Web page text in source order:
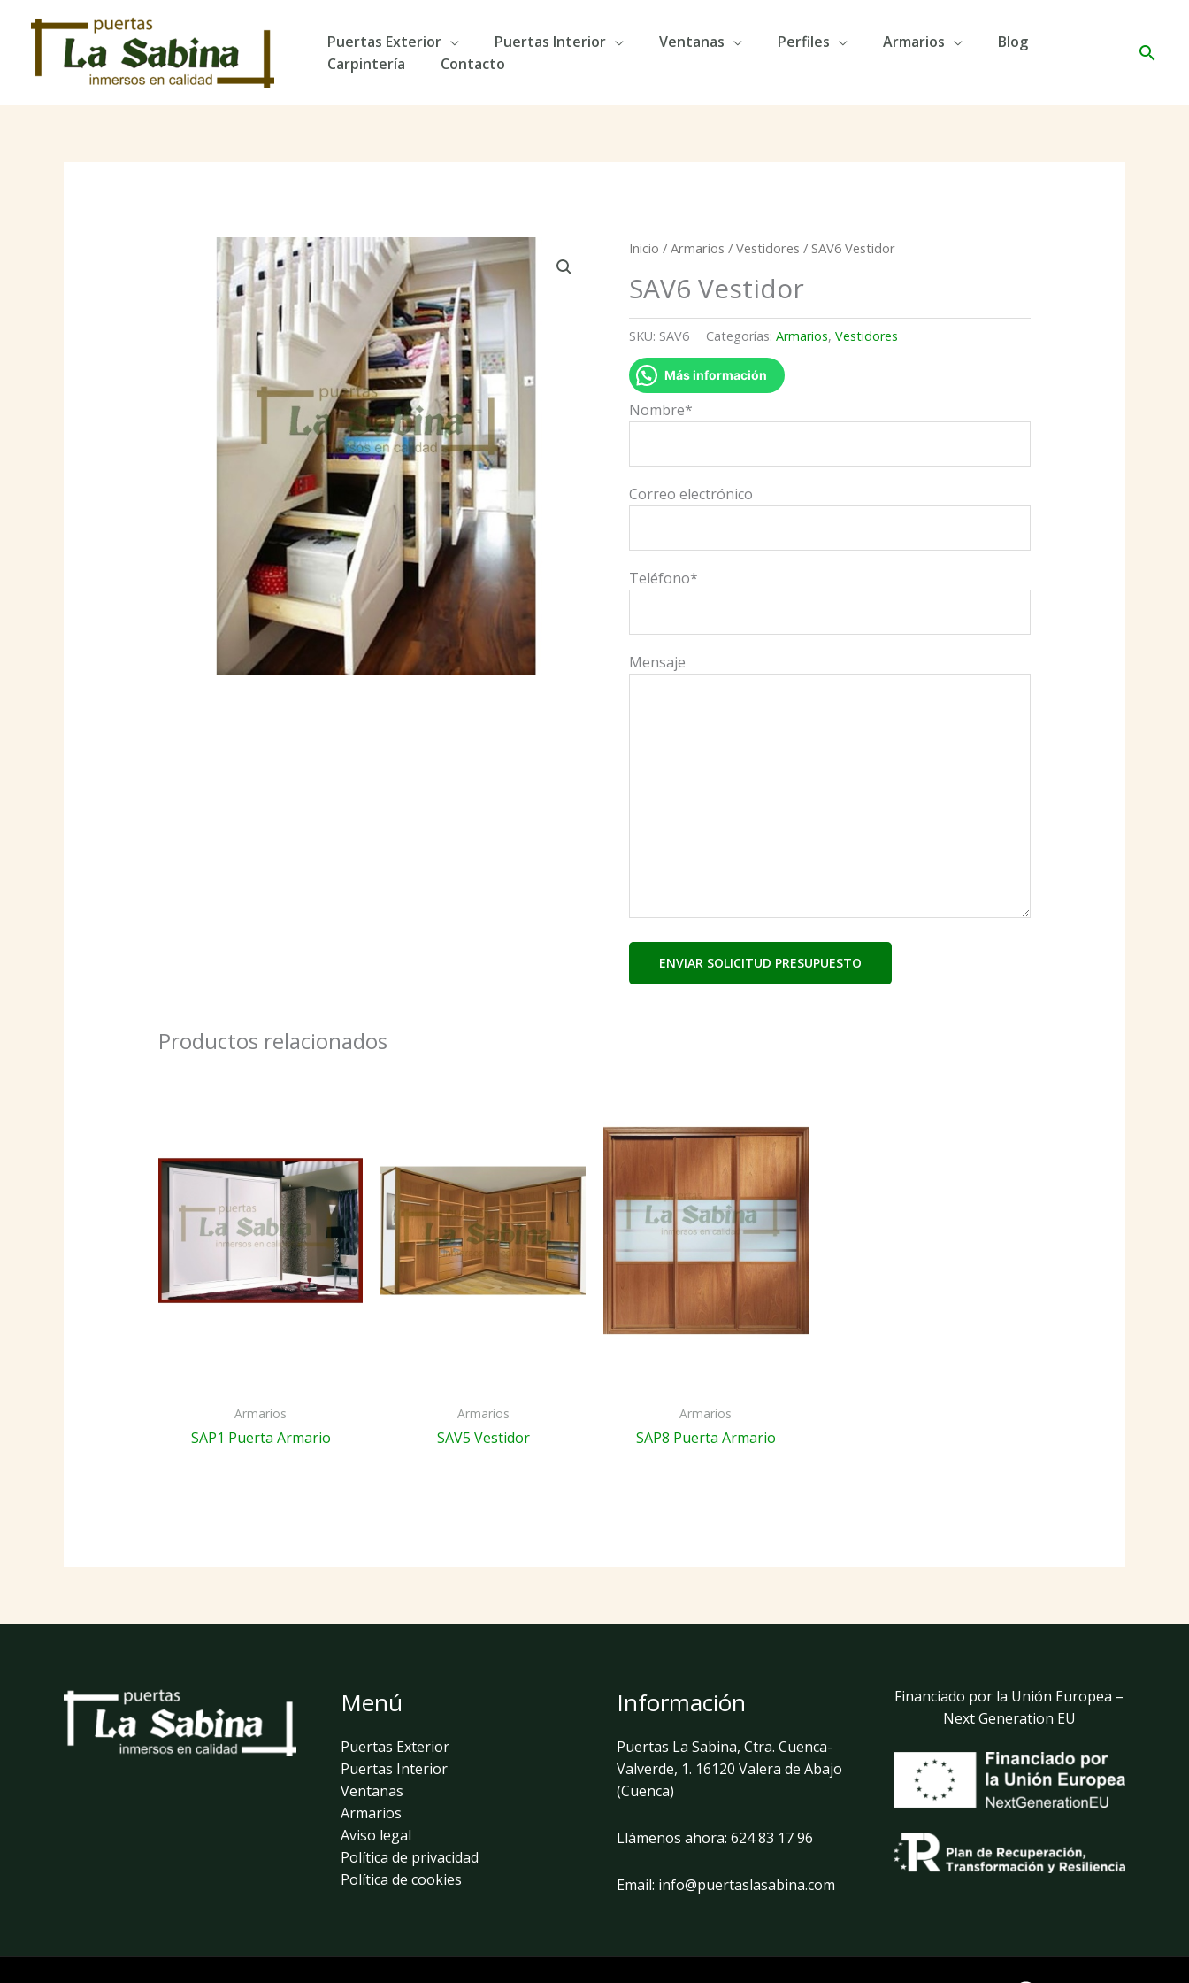
contenido
Puertas Exterior Puertas Interior Ventanas Perfiles Armarios
Blog
Carpintería
Contacto
Inicio /Armarios /Vestidores / SAV6 Vestidor
SAV6 Vestidor
SKU: SAV6 Categorías:Armarios,Vestidores
Más información
Nombre*
Correo electrónico
Teléfono*
Mensaje
Productos relacionados
Armarios
SAP1 Puerta Armario
Armarios
SAV5 Vestidor
Armarios
SAP8 Puerta Armario
Menú
Puertas Exterior
Puertas Interior
Ventanas
Armarios
Aviso legal
Política de privacidad
Política de cookies
Información
Puertas La Sabina, Ctra. Cuenca-
Valverde, 1. 16120 Valera de Abajo
(Cuenca)
Llámenos ahora: 624 83 17 96
Email: info@puertaslasabina.com
Financiado por la Unión Europea –
Next Generation EU